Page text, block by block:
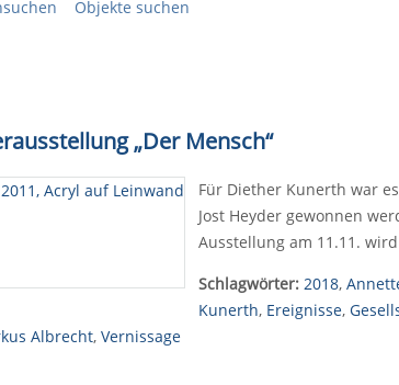
Objekte suchen
„Der Mensch“
Für Diether Kunerth war
Jost Heyder gewonnen
Ausstellung am 11.11.
Schlagwörter: 2018,
Kunerth, Ereignisse,
Albrecht, Vernissage